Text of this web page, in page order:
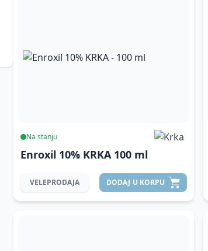
Na stanju
Enroxil 10% KRKA 100 ml
VELEPRODAJA DODAJ U KORPU